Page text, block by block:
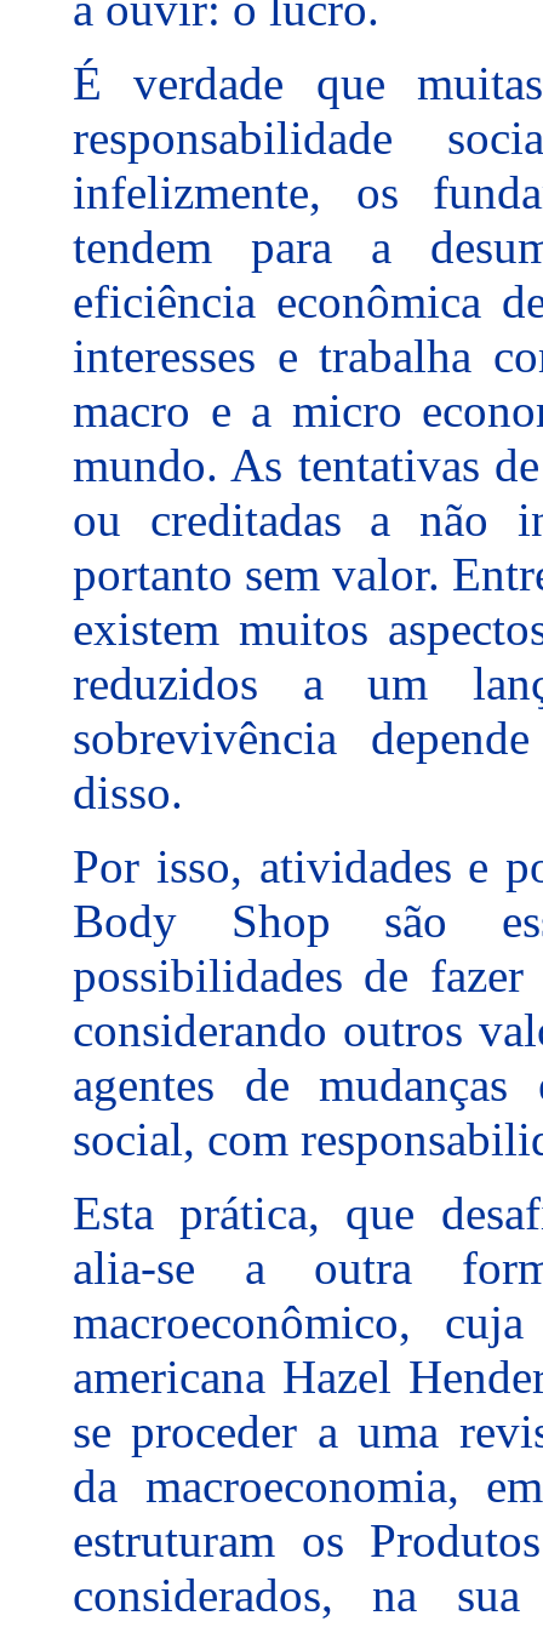
É verdade que
responsabilidade
infelizmente, os
tendem para a
eficiência econômica
interesses e trabalha
macro e a micro
mundo. As tentativas
ou creditadas a não
portanto sem valor.
existem muitos
reduzidos a um
sobrevivência
disso.
Por isso, atividades e
Body Shop são
possibilidades de
considerando outros
agentes de
social, com
Esta prática, que
alia-se a outra
macroeconômico,
americana Hazel
se proceder a uma
da macroeconomia,
estruturam os
considerados, na